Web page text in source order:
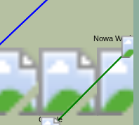
Czaple
Nowa Wieś